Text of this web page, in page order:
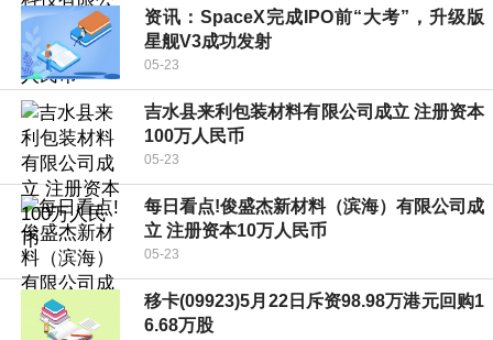
资讯：SpaceX完成IPO前“大考”，升级版
星舰V3成功发射
05-23
吉水县来利包装材料有限公司成立 注册资本
100万人民币
05-23
每日看点!俊盛杰新材料（滨海）有限公司成
立 注册资本10万人民币
05-23
移卡(09923)5月22日斥资98.98万港元回购1
6.68万股